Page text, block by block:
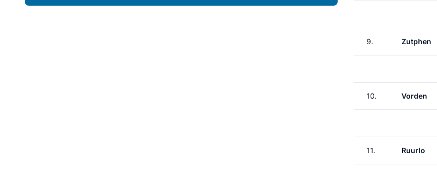
9. Zutphen
10. Vorden
11. Ruurlo